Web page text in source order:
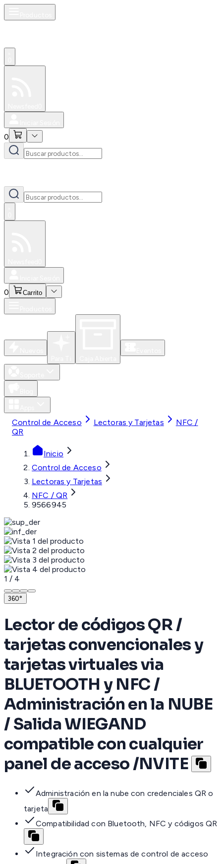
0
0 Carrito
Control de Acceso Lectoras y Tarjetas
NFC /
QR
Inicio
Control de Acceso
Lectoras y Tarjetas
NFC / QR
9566945
1 / 4
360°
Lector de códigos QR /
tarjetas convencionales y
tarjetas virtuales via
BLUETOOTH y NFC /
Administración en la NUBE
/ Salida WIEGAND
compatible con cualquier
panel de acceso /NVITE
Administración en la nube con credenciales QR o
tarjeta
Compatibilidad con Bluetooth, NFC y códigos QR
Integración con sistemas de control de acceso